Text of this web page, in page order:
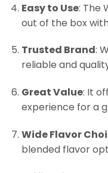
Easy to Use: The
out of the box
Trusted Brand:
reliable and
Great Value: It
experience for a
Wide Flavor
blended flavor